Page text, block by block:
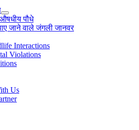
पौधे
जाने वाले जंगली जानवर
Interactions
Violations
Us